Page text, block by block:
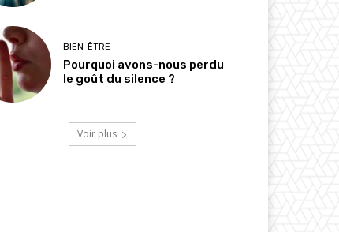
BIEN-ÊTRE
Pourquoi avons-nous perdu
le goût du silence ?
Voir plus